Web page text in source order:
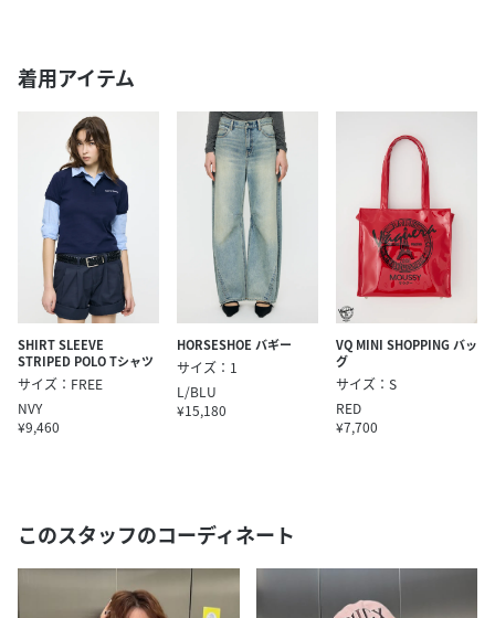
着用アイテム
SHIRT SLEEVE
STRIPED POLO Tシャツ
サイズ：FREE
NVY
¥9,460
HORSESHOE バギー
サイズ：1
L/BLU
¥15,180
VQ MINI SHOPPING バッ
グ
サイズ：S
RED
¥7,700
このスタッフのコーディネート